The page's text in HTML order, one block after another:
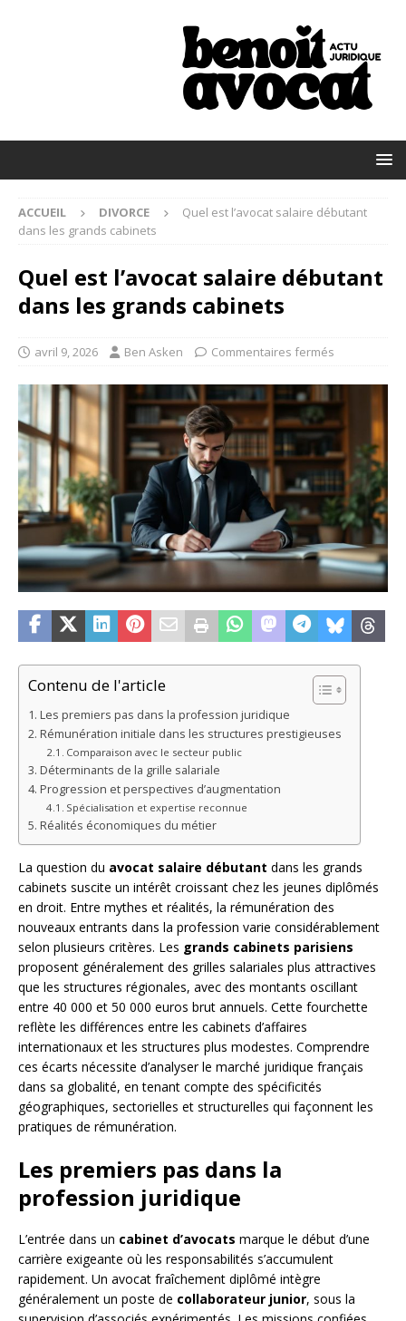
ACCUEIL DIVORCE
Quel est l’avocat salaire débutant
dans les grands cabinets
Quel est l’avocat salaire débutant
dans les grands cabinets
avril 9, 2026 Ben Asken Commentaires fermés
Contenu de l'article
Les premiers pas dans la profession juridique
Rémunération initiale dans les structures prestigieuses
Comparaison avec le secteur public
Déterminants de la grille salariale
Progression et perspectives d’augmentation
Spécialisation et expertise reconnue
Réalités économiques du métier
La question du avocat salaire débutant dans les grands
cabinets suscite un intérêt croissant chez les jeunes diplômés
en droit. Entre mythes et réalités, la rémunération des
nouveaux entrants dans la profession varie considérablement
selon plusieurs critères. Les grands cabinets parisiens
proposent généralement des grilles salariales plus attractives
que les structures régionales, avec des montants oscillant
entre 40 000 et 50 000 euros brut annuels. Cette fourchette
reflète les différences entre les cabinets d’affaires
internationaux et les structures plus modestes. Comprendre
ces écarts nécessite d’analyser le marché juridique français
dans sa globalité, en tenant compte des spécificités
géographiques, sectorielles et structurelles qui façonnent les
pratiques de rémunération.
Les premiers pas dans la
profession juridique
L’entrée dans un cabinet d’avocats marque le début d’une
carrière exigeante où les responsabilités s’accumulent
rapidement. Un avocat fraîchement diplômé intègre
généralement un poste de collaborateur junior, sous la